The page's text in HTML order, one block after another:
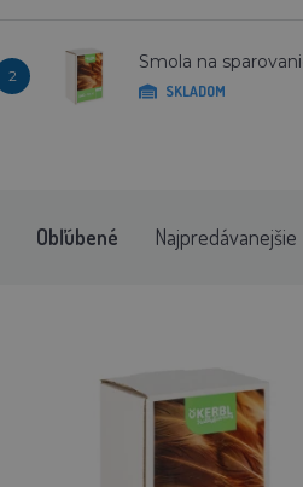
2
Smola na
SKLADOM
Obľúbené Najpredávanejšie